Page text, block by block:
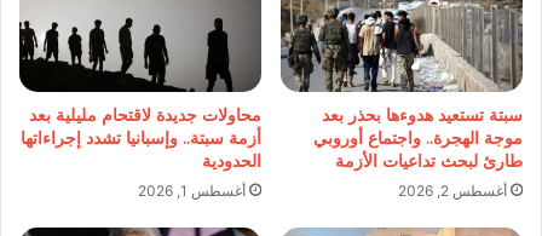
سبتة تستعيد هدوءها بحذر بعد
موجة الهجرة.. واجتماع أوروبي
طارئ لبحث تداعيات الأزمة
أغسطس 2, 2026
محاولات جديدة لاقتحام مليلية بعد
أزمة سبتة.. وإسبانيا تشدد إجراءاتها
الحدودية
أغسطس 1, 2026